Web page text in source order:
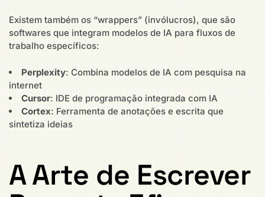
Existem também os “wrappers” (invólucros), que são
softwares que integram modelos de IA para fluxos de
trabalho específicos:
Perplexity: Combina modelos de IA com pesquisa na
internet
Cursor: IDE de programação integrada com IA
Cortex: Ferramenta de anotações e escrita que
sintetiza ideias
A Arte de Escrever